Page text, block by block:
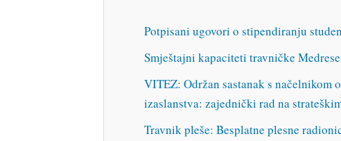
Potpisani ugovori o stipendiranju
Smještajni kapaciteti travničke
VITEZ: Održan sastanak s
izaslanstva: zajednički rad na
Travnik pleše: Besplatne plesne